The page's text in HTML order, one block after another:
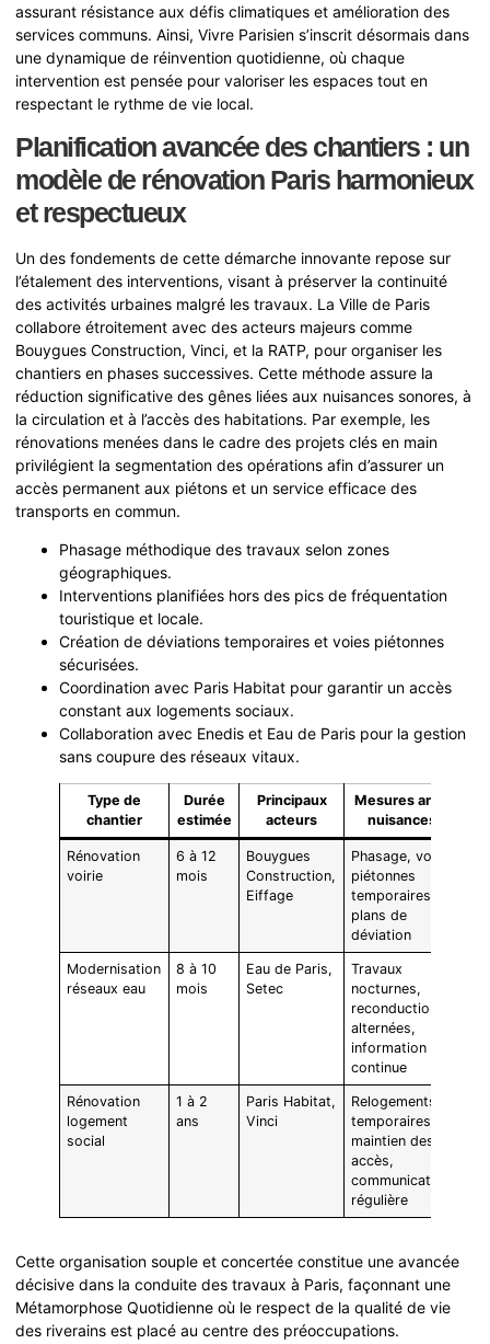
assurant résistance aux défis climatiques et amélioration des
services communs. Ainsi, Vivre Parisien s’inscrit désormais dans
une dynamique de réinvention quotidienne, où chaque
intervention est pensée pour valoriser les espaces tout en
respectant le rythme de vie local.
Planification avancée des chantiers : un
modèle de rénovation Paris harmonieux
et respectueux
Un des fondements de cette démarche innovante repose sur
l’étalement des interventions, visant à préserver la continuité
des activités urbaines malgré les travaux. La Ville de Paris
collabore étroitement avec des acteurs majeurs comme
Bouygues Construction, Vinci, et la RATP, pour organiser les
chantiers en phases successives. Cette méthode assure la
réduction significative des gênes liées aux nuisances sonores, à
la circulation et à l’accès des habitations. Par exemple, les
rénovations menées dans le cadre des projets clés en main
privilégient la segmentation des opérations afin d’assurer un
accès permanent aux piétons et un service efficace des
transports en commun.
Phasage méthodique des travaux selon zones
géographiques.
Interventions planifiées hors des pics de fréquentation
touristique et locale.
Création de déviations temporaires et voies piétonnes
sécurisées.
Coordination avec Paris Habitat pour garantir un accès
constant aux logements sociaux.
Collaboration avec Enedis et Eau de Paris pour la gestion
sans coupure des réseaux vitaux.
Type de
chantier
Durée
estimée
Principaux
acteurs
Mesures anti-
nuisances
Rénovation
voirie
6 à 12
mois
Bouygues
Construction,
Eiffage
Phasage, voies
piétonnes
temporaires,
plans de
déviation
Modernisation
réseaux eau
8 à 10
mois
Eau de Paris,
Setec
Travaux
nocturnes,
reconductions
alternées,
information
continue
Rénovation
logement
social
1 à 2
ans
Paris Habitat,
Vinci
Relogements
temporaires,
maintien des
accès,
communication
régulière
Cette organisation souple et concertée constitue une avancée
décisive dans la conduite des travaux à Paris, façonnant une
Métamorphose Quotidienne où le respect de la qualité de vie
des riverains est placé au centre des préoccupations.